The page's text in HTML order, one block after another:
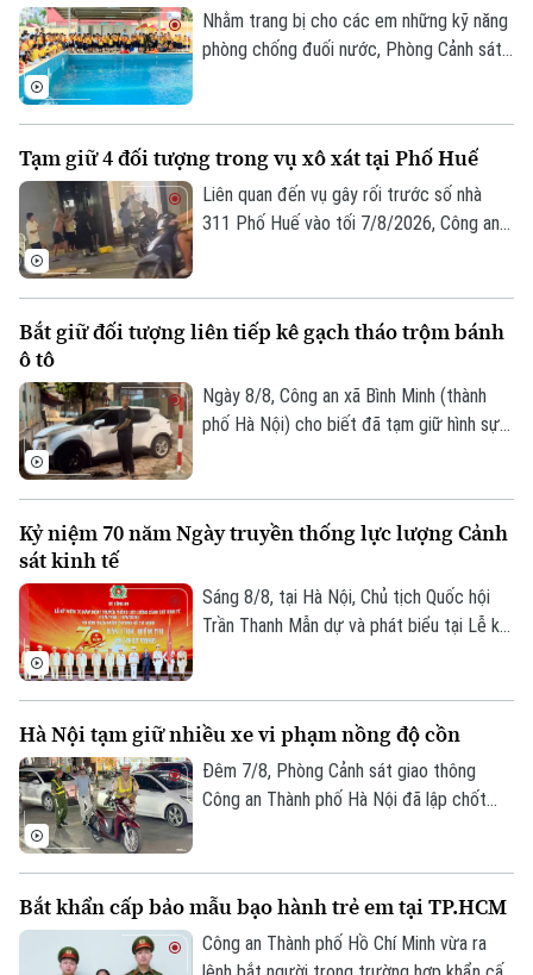
Chuyên mục
Thời sự
Nhằm trang bị cho các em những kỹ năng
phòng chống đuối nước, Phòng Cảnh sát
vệ sự an toàn của trẻ nhỏ mà còn là minh
chứng sinh động cho phong trào thi đua
"Ba nhất", đặc biệt là tinh thần "gần dân
Tạm giữ 4 đối tượng trong vụ xô xát tại Phố Huế
Liên quan đến vụ gây rối trước số nhà
311 Phố Huế vào tối 7/8/2026, Công an
Bắt giữ đối tượng liên tiếp kê gạch tháo trộm bánh
ô tô
Ngày 8/8, Công an xã Bình Minh (thành
phố Hà Nội) cho biết đã tạm giữ hình sự
thực hiện liên tiếp các vụ tháo bánh ô tô
Kỷ niệm 70 năm Ngày truyền thống lực lượng Cảnh
sát kinh tế
Sáng 8/8, tại Hà Nội, Chủ tịch Quốc hội
Trần Thanh Mẫn dự và phát biểu tại Lễ kỷ
Chí Minh. Cùng dự buổi lễ có Ủy viên Bộ
Chính trị, Thường trực Ban Bí thư Trần
Cẩm Tú.
Hà Nội tạm giữ nhiều xe vi phạm nồng độ cồn
Đêm 7/8, Phòng Cảnh sát giao thông
Công an Thành phố Hà Nội đã lập chốt
Bắt khẩn cấp bảo mẫu bạo hành trẻ em tại TP.HCM
Công an Thành phố Hồ Chí Minh vừa ra